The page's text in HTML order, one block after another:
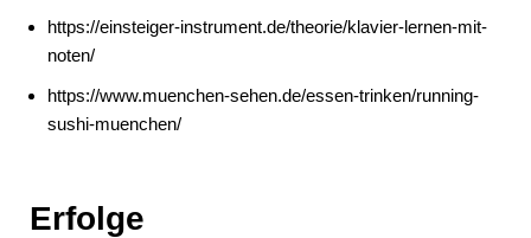
https://einsteiger-instrument.de/theorie/klavier-lernen-mit-
noten/
https://www.muenchen-sehen.de/essen-trinken/running-
sushi-muenchen/
Erfolge